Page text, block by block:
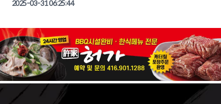
2025-03-31 06:25:44